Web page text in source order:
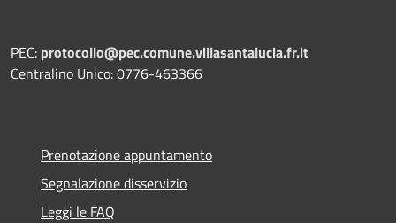
PEC: protocollo@pec.comune.villasantalucia.fr.it
Centralino Unico: 0776-463366
Prenotazione appuntamento
Segnalazione disservizio
Leggi le FAQ